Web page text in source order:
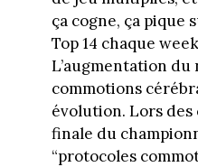
ça cogne, ça pique
Top 14 chaque
L’augmentation du
commotions
évolution. Lors des
finale du
“protocoles